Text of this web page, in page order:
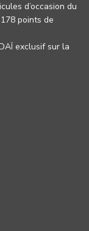
d’occasion du
points de
exclusif sur la